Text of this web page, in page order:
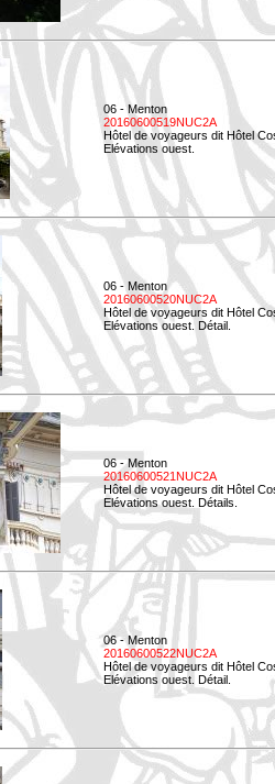
06 - Menton
20160600519NUC2A
Hôtel de voyageurs dit Hôtel
Elévations ouest.
06 - Menton
20160600520NUC2A
Hôtel de voyageurs dit Hôtel
Elévations ouest. Détail.
06 - Menton
20160600521NUC2A
Hôtel de voyageurs dit Hôtel
Elévations ouest. Détails.
06 - Menton
20160600522NUC2A
Hôtel de voyageurs dit Hôtel
Elévations ouest. Détail.